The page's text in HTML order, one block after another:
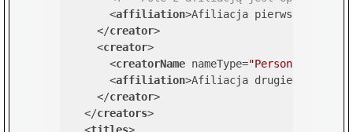
<affiliation>Afiliacja pierwszego
</creator>
<creator>
<creatorName nameType="Personal"
<affiliation>Afiliacja drugiego autora
</creator>
</creators>